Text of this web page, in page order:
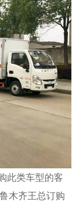
此类车型的客
木齐王总订购